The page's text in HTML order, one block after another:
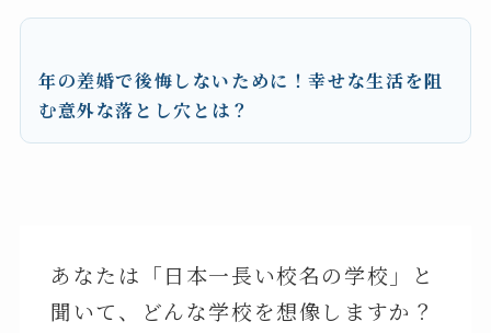
年の差婚で後悔しないために！幸せな生活を阻
む意外な落とし穴とは？
あなたは「日本一長い校名の学校」と
聞いて、どんな学校を想像しますか？